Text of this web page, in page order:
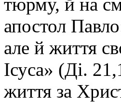
апостол
але й життя
Ісуса» (Ді.
життя за